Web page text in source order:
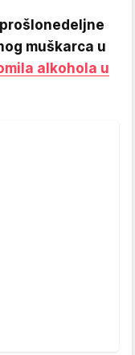
muškarca u
alkohola u